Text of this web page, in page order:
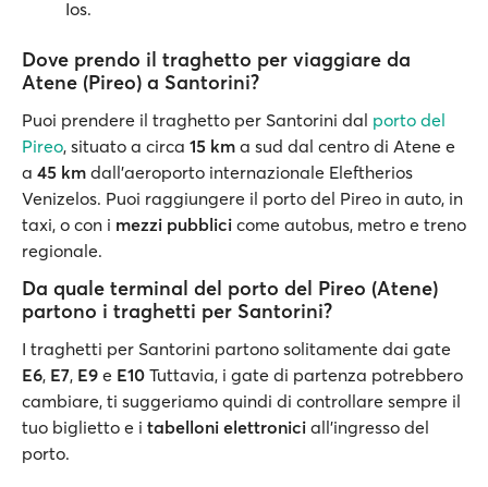
Ios.
Dove prendo il traghetto per viaggiare da
Atene (Pireo) a Santorini?
Puoi prendere il traghetto per Santorini dal porto del
Pireo, situato a circa 15 km a sud dal centro di Atene e
a 45 km dall'aeroporto internazionale Eleftherios
Venizelos. Puoi raggiungere il porto del Pireo in auto, in
taxi, o con i mezzi pubblici come autobus, metro e treno
regionale.
Da quale terminal del porto del Pireo (Atene)
partono i traghetti per Santorini?
I traghetti per Santorini partono solitamente dai gate
E6, E7, E9 e E10 Tuttavia, i gate di partenza potrebbero
cambiare, ti suggeriamo quindi di controllare sempre il
tuo biglietto e i tabelloni elettronici all'ingresso del
porto.